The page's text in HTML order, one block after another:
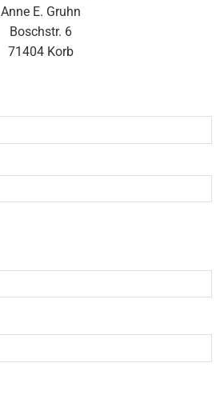
Anne E. Gruhn
Boschstr. 6
71404 Korb